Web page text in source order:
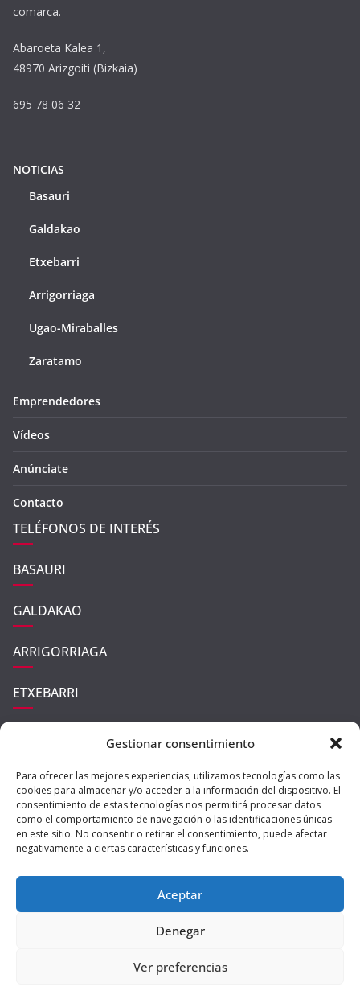
Gestionar consentimiento
Para ofrecer las mejores experiencias, utilizamos tecnologías como las
cookies para almacenar y/o acceder a la información del dispositivo. El
consentimiento de estas tecnologías nos permitirá procesar datos
como el comportamiento de navegación o las identificaciones únicas
en este sitio. No consentir o retirar el consentimiento, puede afectar
negativamente a ciertas características y funciones.
Aceptar
Denegar
Ver preferencias
comarca.
Abaroeta Kalea 1,
48970 Arizgoiti (Bizkaia)
695 78 06 32
NOTICIAS
Basauri
Galdakao
Etxebarri
Arrigorriaga
Ugao-Miraballes
Zaratamo
Emprendedores
Vídeos
Anúnciate
Contacto
TELÉFONOS DE INTERÉS
BASAURI
GALDAKAO
ARRIGORRIAGA
ETXEBARRI
ZARATAMO
Ibaizabal Digital| All rights reserved | Theme:
Privacidad|Aviso Legal